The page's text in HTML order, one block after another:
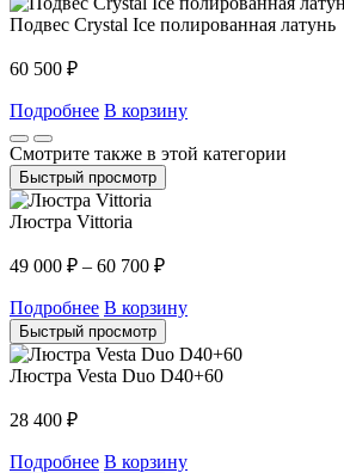
Подвес Crystal Ice полированная латунь
60 500 ₽
Подробнее В корзину
Смотрите также в этой категории
Быстрый просмотр
Люстра Vittoria
49 000 ₽ – 60 700 ₽
Подробнее В корзину
Быстрый просмотр
Люстра Vesta Duo D40+60
28 400 ₽
Подробнее В корзину